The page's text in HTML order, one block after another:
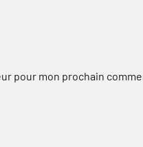
pour mon prochain